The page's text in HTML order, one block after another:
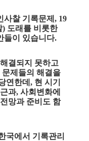
사찰 기록문제, 19
도래를 비롯한
들이 있습니다.
결되지 못하고
제들의 해결을
연한데, 현 시기
과, 사회변화에
망과 준비도 함
국에서 기록관리